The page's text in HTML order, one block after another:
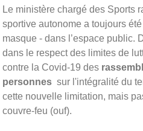
Le ministère chargé des Sports
sportive autonome a toujours
masque - dans l’espace public.
dans le respect des limites de
contre la Covid-19 des
personnes sur l'intégralité du
cette nouvelle limitation, mais
couvre-feu (ouf).